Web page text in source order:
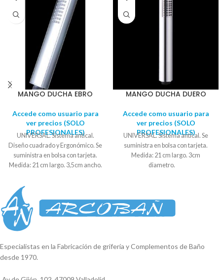
MANGO DUCHA EBRO
Accede como usuario para
ver precios (SOLO
PROFESIONALES)
UNIVERSAL. Sistema antical.
Diseño cuadrado y Ergonómico. Se
suministra en bolsa con tarjeta.
Medida: 21 cm largo. 3,5cm ancho.
MANGO DUCHA DUERO
Accede como usuario para
ver precios (SOLO
PROFESIONALES)
UNIVERSAL. Sistema antical. Se
suministra en bolsa con tarjeta.
Medida: 21 cm largo. 3cm
diametro.
Especialistas en la Fabricación de grifería y Complementos de Baño
desde 1970.